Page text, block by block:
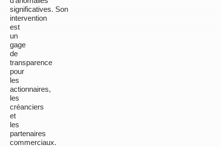
significatives. Son
intervention
est
un
gage
de
transparence
pour
les
actionnaires,
les
créanciers
et
les
partenaires
commerciaux.